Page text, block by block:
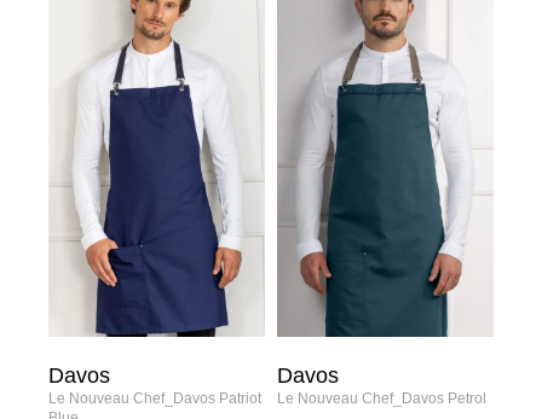
Davos
Le Nouveau Chef_Davos Patriot
Davos
Le Nouveau Chef_Davos Petrol